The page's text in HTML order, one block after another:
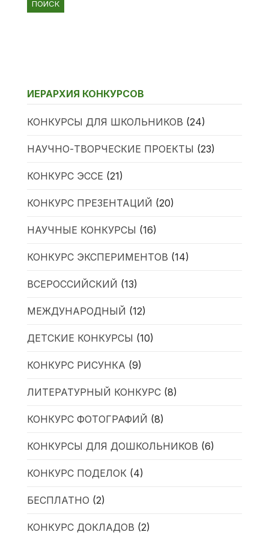
ИЕРАРХИЯ КОНКУРСОВ
КОНКУРСЫ ДЛЯ ШКОЛЬНИКОВ (24)
НАУЧНО-ТВОРЧЕСКИЕ ПРОЕКТЫ (23)
КОНКУРС ЭССЕ (21)
КОНКУРС ПРЕЗЕНТАЦИЙ (20)
НАУЧНЫЕ КОНКУРСЫ (16)
КОНКУРС ЭКСПЕРИМЕНТОВ (14)
ВСЕРОССИЙСКИЙ (13)
МЕЖДУНАРОДНЫЙ (12)
ДЕТСКИЕ КОНКУРСЫ (10)
КОНКУРС РИСУНКА (9)
ЛИТЕРАТУРНЫЙ КОНКУРС(8)
КОНКУРС ФОТОГРАФИЙ (8)
КОНКУРСЫ ДЛЯ ДОШКОЛЬНИКОВ (6)
КОНКУРС ПОДЕЛОК(4)
БЕСПЛАТНО (2)
КОНКУРС ДОКЛАДОВ (2)